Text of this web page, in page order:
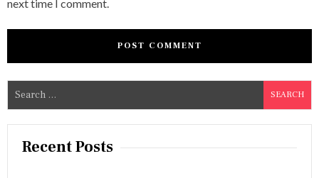
next time I comment.
e
a
Recent Posts